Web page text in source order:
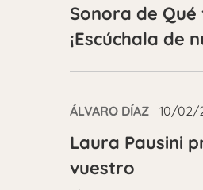
Sonora de
¡Escúchala de
ÁLVARO DÍAZ 10/02/
Laura Pausini
vuestro